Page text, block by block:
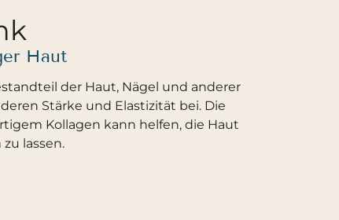
Haut
der Haut, Nägel und anderer
Stärke und Elastizität bei. Die
Kollagen kann helfen, die Haut
lassen.